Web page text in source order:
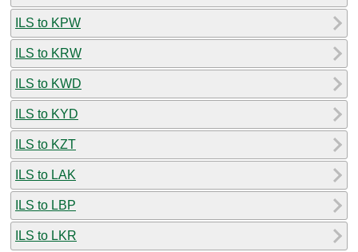
ILS to KPW
ILS to KRW
ILS to KWD
ILS to KYD
ILS to KZT
ILS to LAK
ILS to LBP
ILS to LKR